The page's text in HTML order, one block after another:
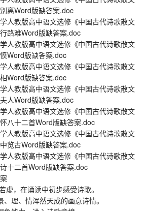
离Word版缺答案.doc
教版高中语文选修《中国古代诗歌散文
路难Word版缺答案.doc
教版高中语文选修《中国古代诗歌散文
Word版缺答案.doc
教版高中语文选修《中国古代诗歌散文
Word版缺答案.doc
教版高中语文选修《中国古代诗歌散文
人Word版缺答案.doc
教版高中语文选修《中国古代诗歌散文
八十二首Word版缺答案.doc
教版高中语文选修《中国古代诗歌散文
览古Word版缺答案.doc
教版高中语文选修《中国古代诗歌散文
十二首Word版缺答案.doc
，在诵读中初步感受诗歌。
理、情浑然天成的画意诗情。